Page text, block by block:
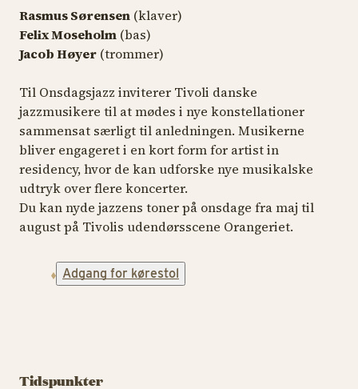
Rasmus Sørensen (klaver)
Felix Moseholm (bas)
Jacob Høyer (trommer)
Til Onsdagsjazz inviterer Tivoli danske
jazzmusikere til at mødes i nye konstellationer
sammensat særligt til anledningen. Musikerne
bliver engageret i en kort form for artist in
residency, hvor de kan udforske nye musikalske
udtryk over flere koncerter.
Du kan nyde jazzens toner på onsdage fra maj til
august på Tivolis udendørsscene Orangeriet.
Adgang for kørestol
Tidspunkter